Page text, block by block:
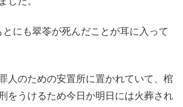
にも翠苓が死んだことが耳に入って
人のための安置所に置かれていて、棺
をうけるため今日か明日には火葬され